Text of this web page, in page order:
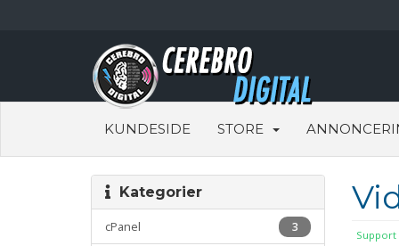
KUNDESIDE STORE
Support
Kategorier
3
cPanel